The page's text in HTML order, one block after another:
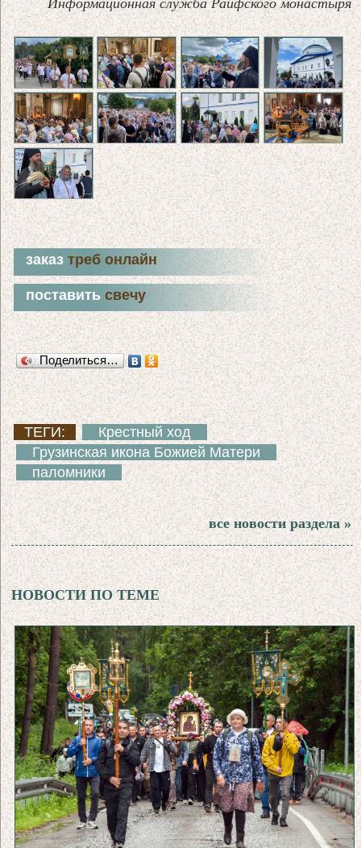
заказтреб онлайн
поставитьсвечу
Поделиться…
ТЕГИ:
Крестный ход
Грузинская икона Божией Матери
паломники
все новости раздела »
НОВОСТИ ПО ТЕМЕ